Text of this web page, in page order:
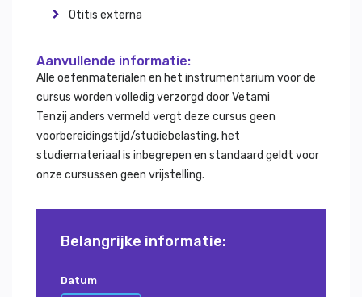
Otitis externa
Aanvullende informatie:
Alle oefenmaterialen en het instrumentarium voor de
cursus worden volledig verzorgd door Vetami
Tenzij anders vermeld vergt deze cursus geen
voorbereidingstijd/studiebelasting, het
studiemateriaal is inbegrepen en standaard geldt voor
onze cursussen geen vrijstelling.
Belangrijke informatie:
Datum